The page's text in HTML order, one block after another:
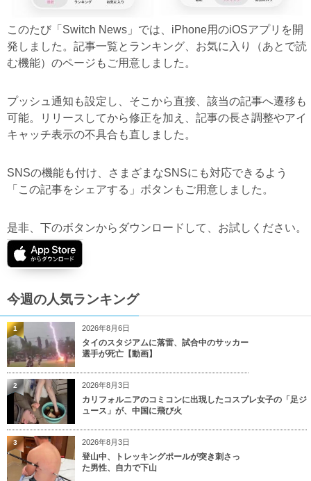
このたび「Switch News」では、iPhone用のiOSアプリを開
発しました。記事一覧とランキング、お気に入り（あとで読
む機能）のページもご用意しました。
プッシュ通知も設定し、そこから直接、該当の記事へ遷移も
可能。リリースしてから修正を加え、記事の長さ調整やアイ
キャッチ表示の不具合も直しました。
SNSの機能も付け、さまざまなSNSにも対応できるよう
「この記事をシェアする」ボタンもご用意しました。
是非、下のボタンからダウンロードして、お試しください。
今週の人気ランキング
2026年8月6日
タイのスタジアムに落雷、試合中のサッカー
選手が死亡【動画】
1
2026年8月3日
カリフォルニアのコミコンに出現したコスプレ女子の「足ジ
ュース」が、中国に飛び火
2
2026年8月3日
登山中、トレッキングポールが突き刺さっ
た男性、自力で下山
3